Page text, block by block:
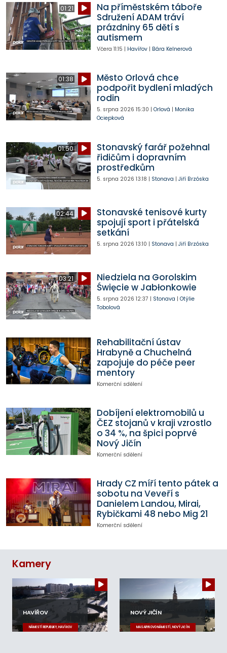
01:21
Na příměstském táboře
Sdružení ADAM tráví
prázdniny 65 dětí s
autismem
Včera 11:15 | Havířov| Bára Kelnerová
01:38
Město Orlová chce
podpořit bydlení mladých
rodin
5. srpna 2026 15:30 | Orlová | Monika
Ociepková
01:50
Stonavský farář požehnal
řidičům i dopravním
prostředkům
5. srpna 2026 13:18 | Stonava | Jiří Brzóska
02:44
Stonavské tenisové kurty
spojují sport i přátelská
setkání
5. srpna 2026 13:10 | Stonava | Jiří Brzóska
03:21
Niedziela na Gorolskim
Święcie w Jabłonkowie
5. srpna 2026 12:37 | Stonava | Otýlie
Tobolová
Rehabilitační ústav
Hrabyně a Chuchelná
zapojuje do péče peer
mentory
Komerční sdělení
Dobíjení elektromobilů u
ČEZ stojanů v kraji vzrostlo
o 34 %, na špici poprvé
Nový Jičín
Komerční sdělení
Hrady CZ míří tento pátek a
sobotu na Veveří s
Danielem Landou, Mirai,
Rybičkami 48 nebo Mig 21
Komerční sdělení
Kamery
HAVÍŘOV
NÁMĚSTÍ REPUBLIKY, HAVÍŘOV
NOVÝ JIČÍN
MASARYKOVO NÁMĚSTÍ, NOVÝ JIČÍN